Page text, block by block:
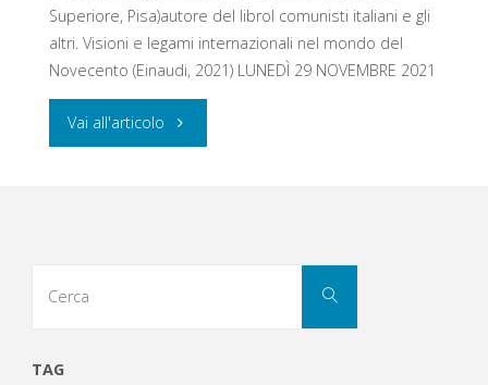
Superiore, Pisa)autore del libroI comunisti italiani e gli
altri. Visioni e legami internazionali nel mondo del
Novecento (Einaudi, 2021) LUNEDÌ 29 NOVEMBRE 2021
Vai all'articolo
Cerca
TAG